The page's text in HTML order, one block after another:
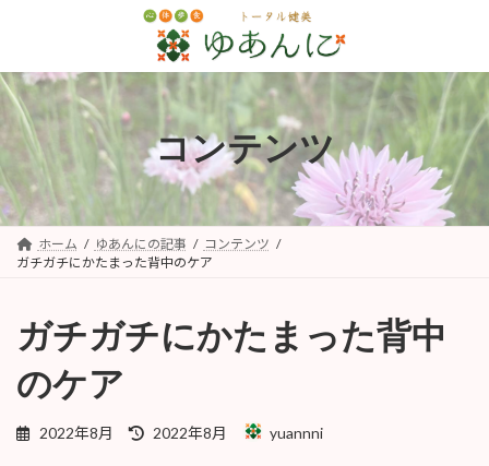
ン
ツ
キ
ッ
ー
シ
に
移
コンテンツ
ホーム ゆあんにの記事
コンテンツ
ガチガチにかたまった背中のケア
ガチガチにかたまった背中
のケア
2022年8月
最
2022年8月 yuannni